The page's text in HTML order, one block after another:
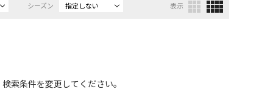
シーズン 指定しない 表示
索条件を変更してください。